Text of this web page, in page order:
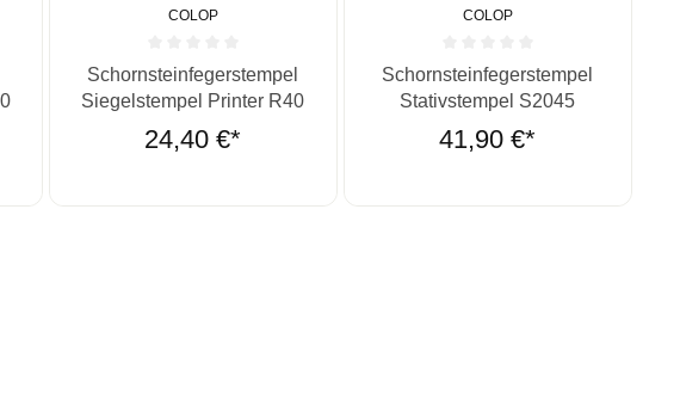
von 0 von 5 Sternen
COLOP
Durchschnittliche Bewertung von 0 von 5 Sternen
Schornsteinfegerstempel
Siegelstempel Printer R40
24,40 €*
COLOP
Durchschnittliche Bewertung von 0
Schornsteinfegerstempel
Stativstempel S2045
41,90 €*